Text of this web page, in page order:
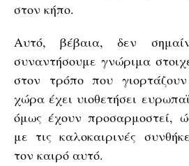
στον κήπο.
Αυτό, βέβαια, δεν
συναντήσουμε γνώριμα
στον τρόπο που
χώρα έχει υιοθετήσει
όμως έχουν προσαρμοστεί,
με τις καλοκαιρινές
τον καιρό αυτό.